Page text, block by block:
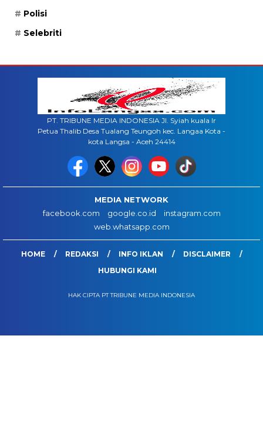
Polisi
Selebriti
PT. TRIBUNE MEDIA INDONESIA Jl. Syiah kuala lr
Petua Thalib Desa Tualang Teungoh kec. Langaa Kota -
kota Langsa - Aceh 24414
MEDIA NETWORK
facebook.com
google.co.id
instagram.com
web.whatsapp.com
HOME REDAKSI INFO IKLAN
DISCLAIMER
HUBUNGI KAMI
HAK CIPTA PT TRIBUNE MEDIA INDONESIA